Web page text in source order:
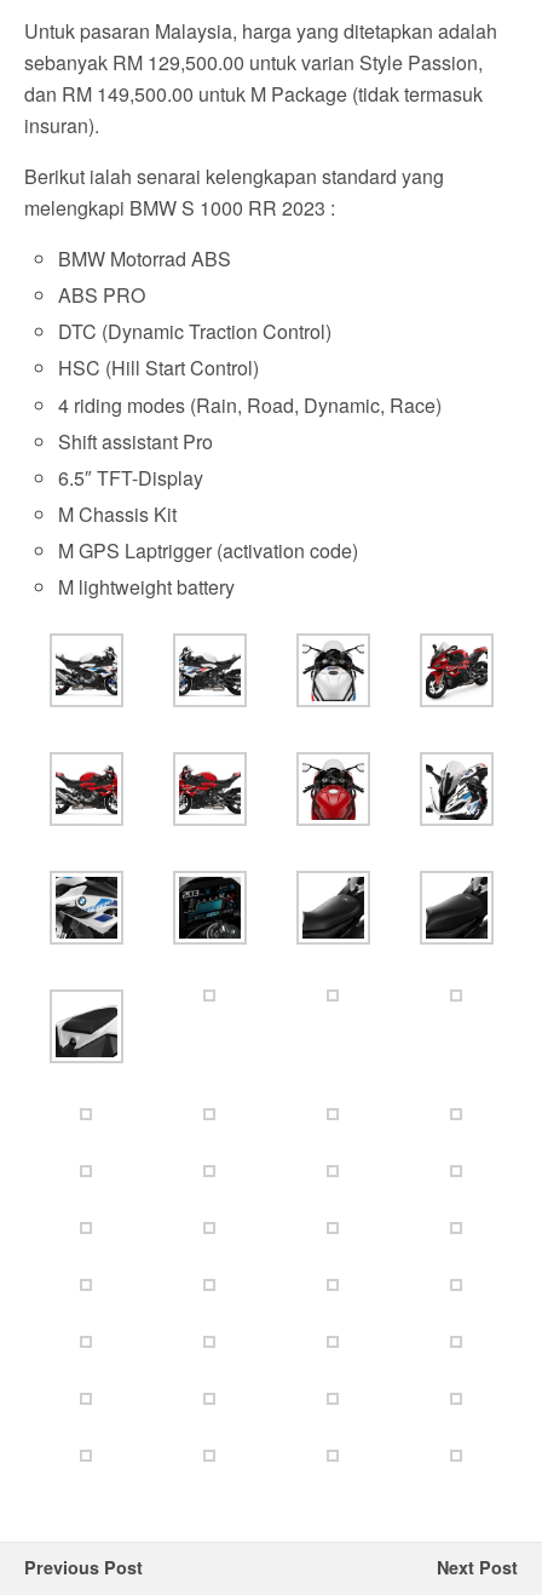
Untuk pasaran Malaysia, harga yang ditetapkan adalah
sebanyak RM 129,500.00 untuk varian Style Passion,
dan RM 149,500.00 untuk M Package (tidak termasuk
insuran).
Berikut ialah senarai kelengkapan standard yang
melengkapi BMW S 1000 RR 2023 :
BMW Motorrad ABS
ABS PRO
DTC (Dynamic Traction Control)
HSC (Hill Start Control)
4 riding modes (Rain, Road, Dynamic, Race)
Shift assistant Pro
6.5″ TFT-Display
M Chassis Kit
M GPS Laptrigger (activation code)
M lightweight battery
Previous Post Next Post